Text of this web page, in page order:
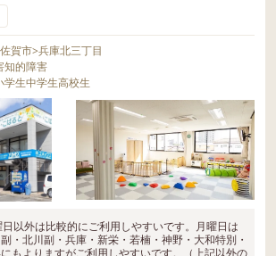
佐賀市>兵庫北三丁目
知的障害
学生中学生高校生
以外は比較的にご利用しやすいです。月曜日は
・北川副・兵庫・新栄・若楠・神野・大和特別・
もよりますがご利用しやすいです。（上記以外の